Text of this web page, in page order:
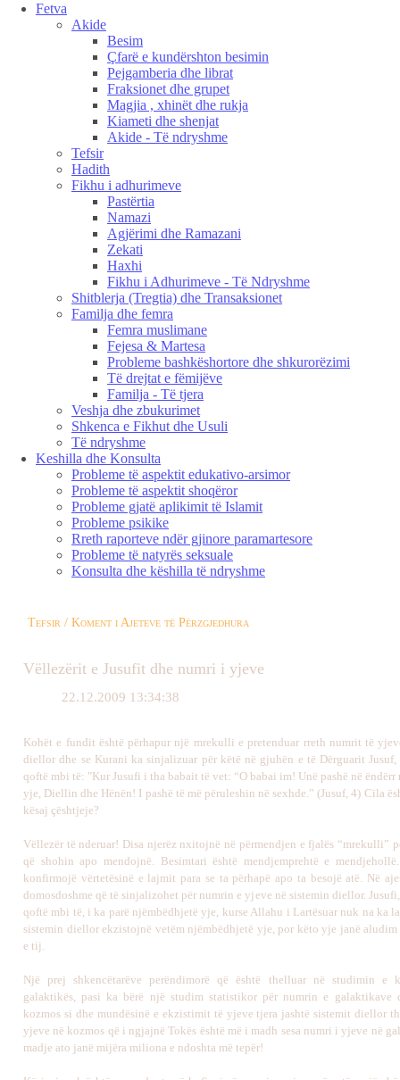
Fetva
Akide
Besim
Çfarë e kundërshton besimin
Pejgamberia dhe librat
Fraksionet dhe grupet
Magjia , xhinët dhe rukja
Kiameti dhe shenjat
Akide - Të ndryshme
Tefsir
Hadith
Fikhu i adhurimeve
Pastërtia
Namazi
Agjërimi dhe Ramazani
Zekati
Haxhi
Fikhu i Adhurimeve - Të Ndryshme
Shitblerja (Tregtia) dhe Transaksionet
Familja dhe femra
Femra muslimane
Fejesa & Martesa
Probleme bashkëshortore dhe shkurorëzimi
Të drejtat e fëmijëve
Familja - Të tjera
Veshja dhe zbukurimet
Shkenca e Fikhut dhe Usuli
Të ndryshme
Keshilla dhe Konsulta
Probleme të aspektit edukativo-arsimor
Probleme të aspektit shoqëror
Probleme gjatë aplikimit të Islamit
Probleme psikike
Rreth raporteve ndër gjinore paramartesore
Probleme të natyrës seksuale
Konsulta dhe këshilla të ndryshme
Tefsir / Koment i Ajeteve të Përzgjedhura
Vëllezërit e Jusufit dhe numri i yjeve
22.12.2009 13:34:38
Kohët e fundit është përhapur një mrekulli e pretenduar rreth numrit të
diellor dhe se Kurani ka sinjalizuar për këtë në gjuhën e të Dërguarit
qoftë mbi të: "Kur Jusufi i tha babait të vet: “O babai im! Unë pashë në ëndërr
yje, Diellin dhe Hënën! I pashë të më përuleshin në sexhde.” (Jusuf, 4) Cila
kësaj çështjeje?
Vëllezër të nderuar! Disa njerëz nxitojnë në përmendjen e fjalës “mrekulli”
që shohin apo mendojnë. Besimtari është mendjemprehtë e
konfirmojë vërtetësinë e lajmit para se ta përhapë apo ta besojë atë. Në
domosdoshme që të sinjalizohet për numrin e yjeve në sistemin diellor.
qoftë mbi të, i ka parë njëmbëdhjetë yje, kurse Allahu i Lartësuar nuk na ka
sistemin diellor ekzistojnë vetëm njëmbëdhjetë yje, por këto yje janë
e tij.
Një prej shkencëtarëve perëndimorë që është thelluar në studimin e
galaktikës, pasi ka bërë një studim statistikor për numrin e galaktikave
kozmos si dhe mundësinë e ekzistimit të yjeve tjera jashtë sistemit diellor
yjeve në kozmos që i ngjajnë Tokës është më i madh sesa numri i yjeve në
madje ato janë mijëra miliona e ndoshta më tepër!